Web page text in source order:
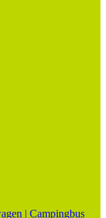
| Campingbus